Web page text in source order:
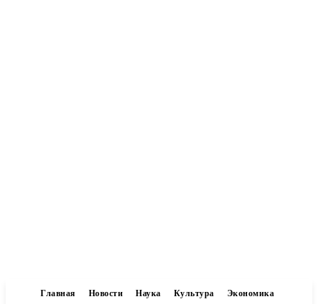
Главная Новости Наука Культура Экономика